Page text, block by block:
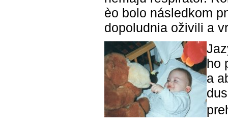
èo bolo následkom
dopoludnia oživili a
ho
a